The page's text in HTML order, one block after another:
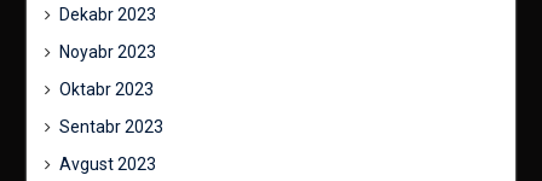
Dekabr 2023
Noyabr 2023
Oktabr 2023
Sentabr 2023
Avgust 2023